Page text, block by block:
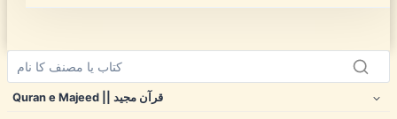
Quran e Majeed || قرآن مجید